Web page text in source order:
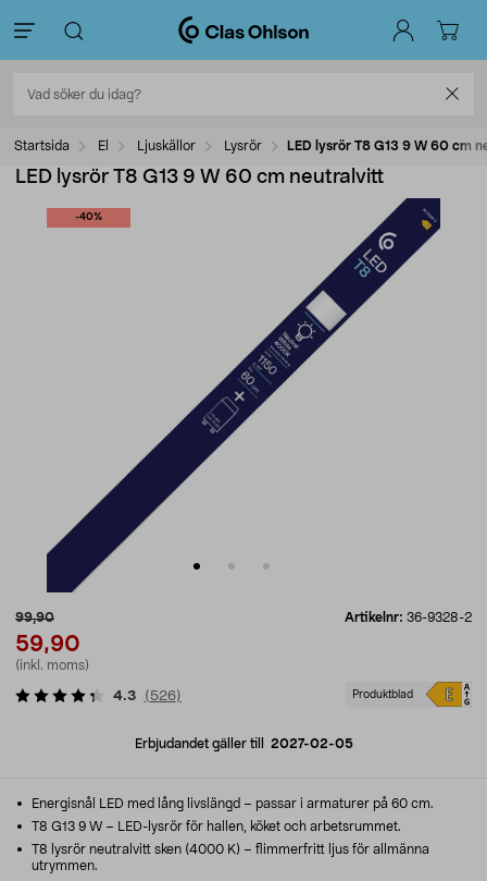
Startsida El Ljuskällor Lysrör LED lysrör T8 G13 9 W 60 cm
LED lysrör T8 G13 9 W 60 cm neutralvitt
-40%
99,90
59,90
(inkl. moms)
Artikelnr: 36-9328-2
Produktblad
4.3 ( 526)
Erbjudandet gäller till 2027-02-05
Energisnål LED med lång livslängd – passar i armaturer på 60 cm.
T8 G13 9 W – LED-lysrör för hallen, köket och arbetsrummet.
T8 lysrör neutralvitt sken (4000 K) – flimmerfritt ljus för allmänna
utrymmen.